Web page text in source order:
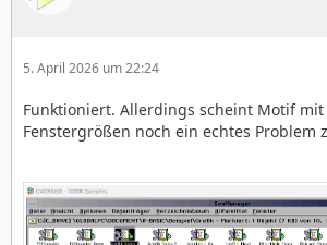
5. April 2026 um 22:24
Funktioniert. Allerdings scheint Motif
Fenstergrößen noch ein echtes Problem